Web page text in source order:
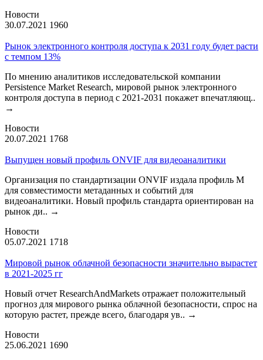
Новости
30.07.2021 1960
Рынок электронного контроля доступа к 2031 году будет расти
с темпом 13%
По мнению аналитиков исследовательской компании
Persistence Market Research, мировой рынок электронного
контроля доступа в период с 2021-2031 покажет впечатляющ..
→
Новости
20.07.2021 1768
Выпущен новый профиль ONVIF для видеоаналитики
Организация по стандартизации ONVIF издала профиль М
для совместимости метаданных и событий для
видеоаналитики. Новый профиль стандарта ориентирован на
рынок ди.. →
Новости
05.07.2021 1718
Мировой рынок облачной безопасности значительно вырастет
в 2021-2025 гг
Новый отчет ResearchAndMarkets отражает положительный
прогноз для мирового рынка облачной безопасности, спрос на
которую растет, прежде всего, благодаря ув.. →
Новости
25.06.2021 1690